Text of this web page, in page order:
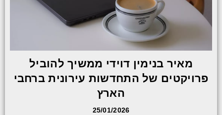
מאיר בנימין דוידי ממשיך להוביל
פרויקטים של התחדשות עירונית ברחבי
הארץ
25/01/2026